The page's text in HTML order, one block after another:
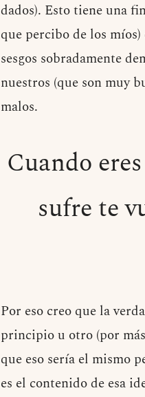
dados). Esto tiene una
que percibo de los
sesgos sobradamente
nuestros (que son muy
malos.
Cuando
sufre te
Por eso creo que la
principio u otro (por más
que eso sería el mismo
es el contenido de esa